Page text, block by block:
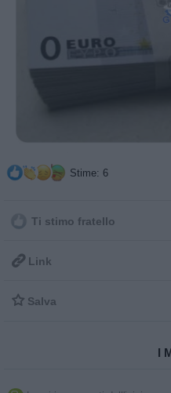
Stime: 6
Ti stimo fratello
 Link
 Salva
I